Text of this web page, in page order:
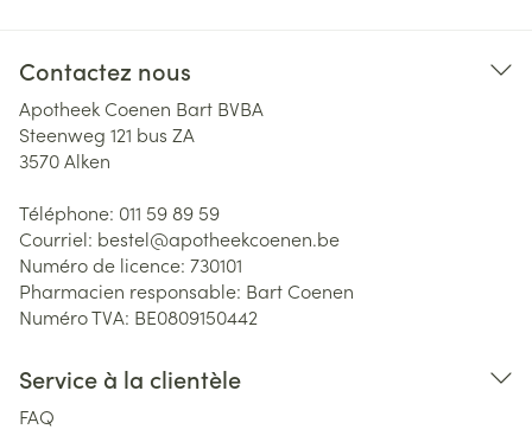
Contactez nous
Apotheek Coenen Bart BVBA
Steenweg 121 bus ZA
3570Alken
Téléphone: 011 59 89 59
Courriel: bestel@apotheekcoenen.be
Numéro de licence: 730101
Pharmacien responsable: Bart Coenen
Numéro TVA: BE0809150442
Service à la clientèle
FAQ